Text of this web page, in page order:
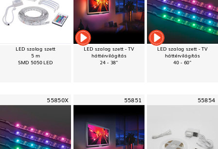
LED szalag szett
5 m
SMD 5050 LED
LED szalag szett - TV
háttérvilágítás
24 - 38"
LED szalag szett - TV
háttérvilágítás
40 - 60"
55850X 55851 55854